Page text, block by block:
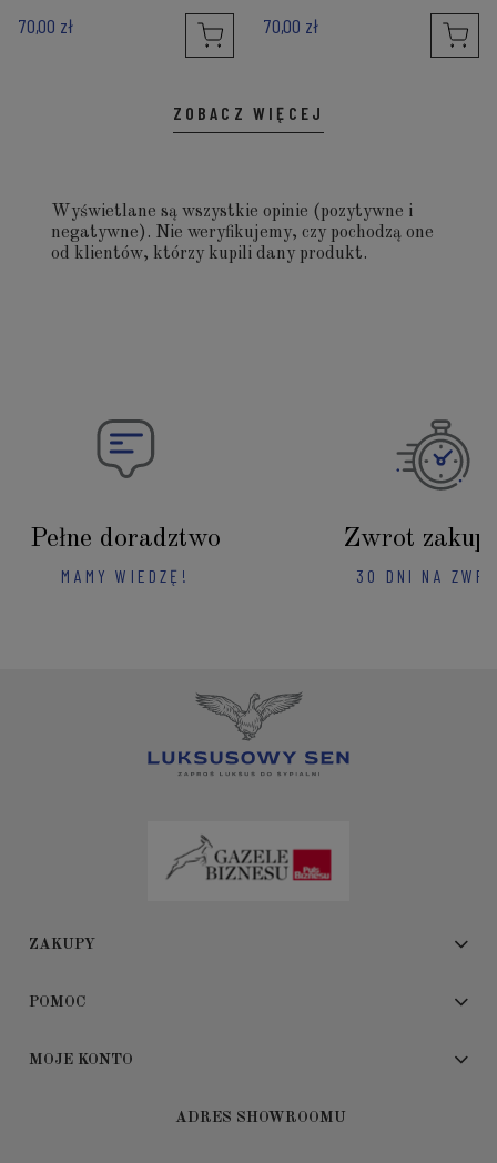
70,00 zł 70,00 zł
ZOBACZ WIĘCEJ
Wyświetlane są wszystkie opinie (pozytywne i
negatywne). Nie weryfikujemy, czy pochodzą one
od klientów, którzy kupili dany produkt.
Pełne doradztwo
MAMY WIEDZĘ!
Zwrot
30 DNI NA
ZAKUPY
POMOC
MOJE KONTO
ADRES SHOWROOMU